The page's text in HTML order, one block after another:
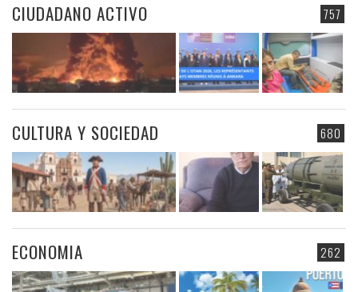
757
CIUDADANO ACTIVO
680
CULTURA Y SOCIEDAD
262
ECONOMIA